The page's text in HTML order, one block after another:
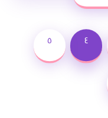
٤ ٥